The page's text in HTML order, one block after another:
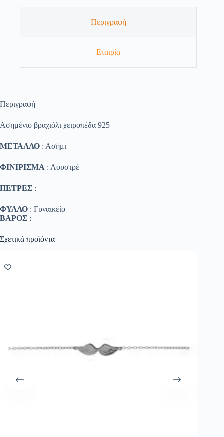
Περιγραφή
Εταιρία
Περιγραφή
Ασημένιο βραχιόλι χειροπέδα 925
ΜΕΤΑΛΛΟ : Ασήμι
ΦΙΝΙΡΙΣΜΑ : Λουστρέ
ΠΕΤΡΕΣ :
ΦΥΛΛΟ : Γυναικείο
ΒΑΡΟΣ : –
Σχετικά προϊόντα